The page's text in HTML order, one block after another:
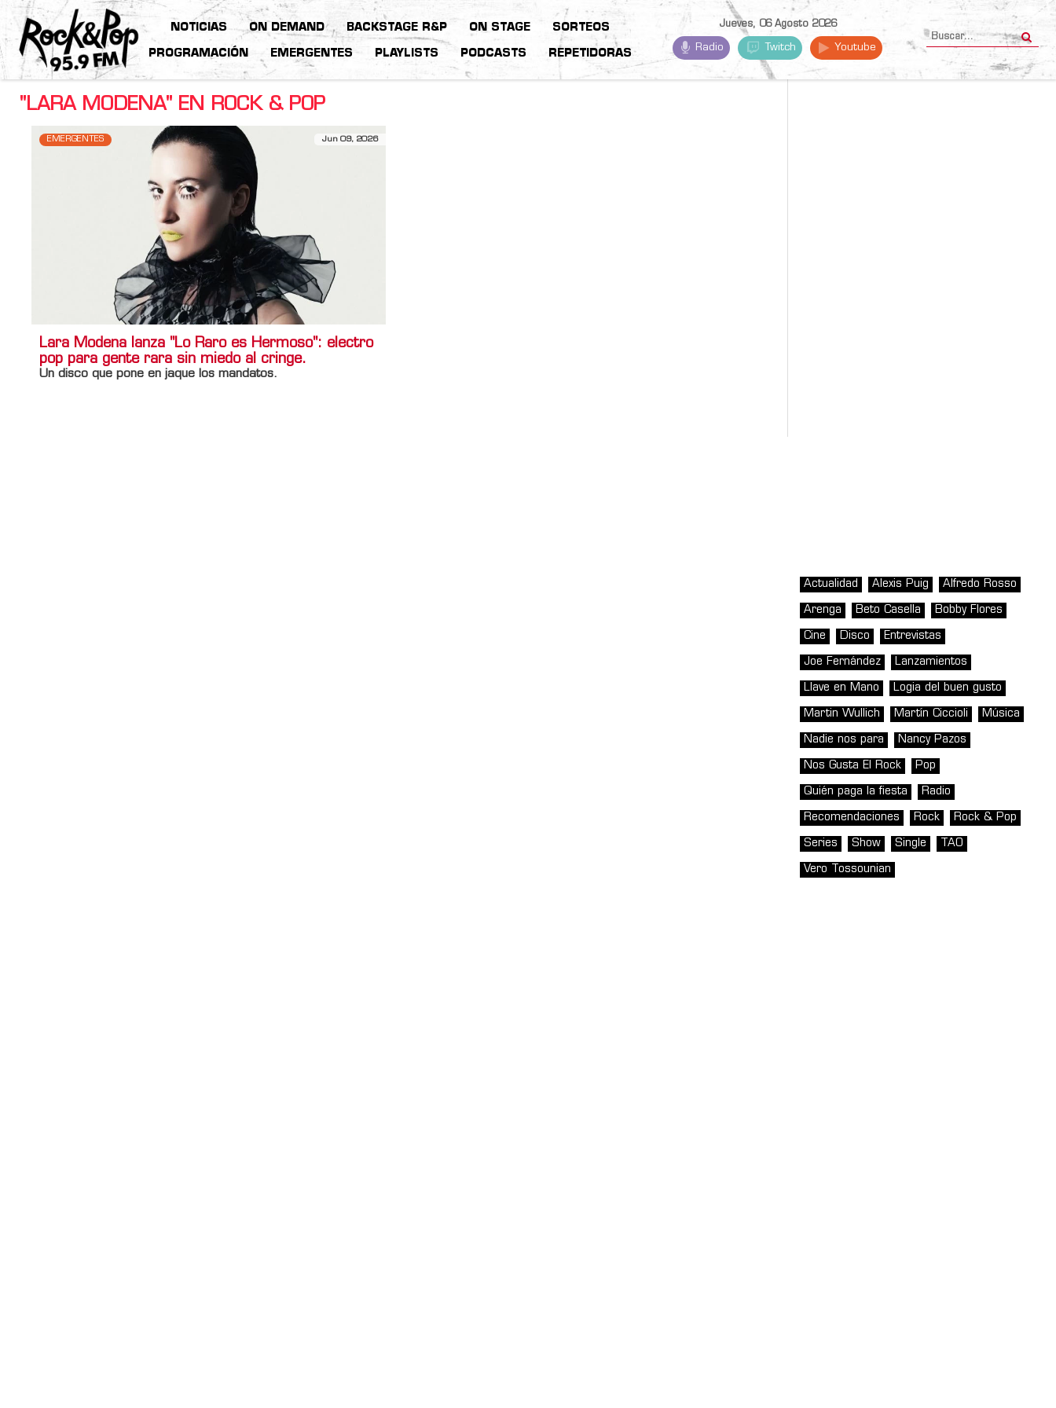
NOTICIAS ON DEMAND BACKSTAGE R&P ON STAGE SORTEOS
PROGRAMACIÓN EMERGENTES PLAYLISTS PODCASTS REPETIDORAS
Jueves, 06 Agosto 2026
Radio Twitch Youtube
"LARA MODENA" EN ROCK & POP
EMERGENTES Jun 09, 2026
Lara Modena lanza "Lo Raro es Hermoso": electro
pop para gente rara sin miedo al cringe.
Un disco que pone en jaque los mandatos.
Actualidad Alexis Puig Alfredo Rosso
Arenga Beto Casella Bobby Flores
Cine Disco Entrevistas
Joe Fernández Lanzamientos
Llave en Mano Logia del buen gusto
Martin Wullich Martín Ciccioli Música
Nadie nos para Nancy Pazos
Nos Gusta El Rock Pop
Quién paga la fiesta Radio
Recomendaciones Rock Rock & Pop
Series Show Single TAO
Vero Tossounian